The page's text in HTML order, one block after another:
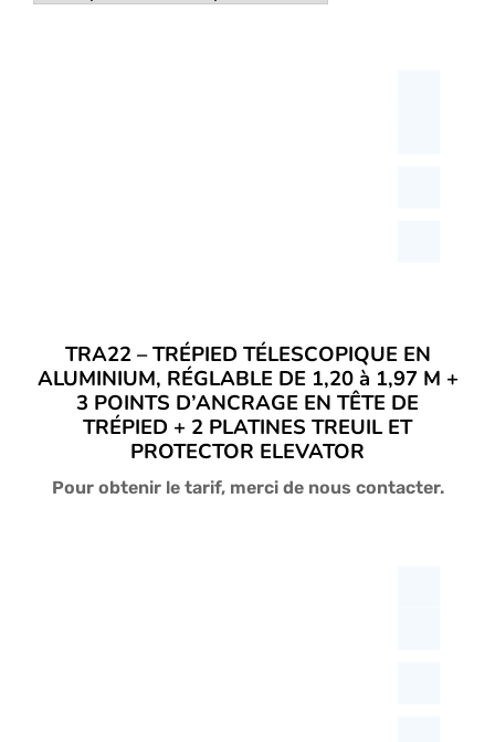
du
TRA22 – TRÉPIED TÉLESCOPIQUE EN
ALUMINIUM, RÉGLABLE DE 1,20 à 1,97 M +
3 POINTS D’ANCRAGE EN TÊTE DE
TRÉPIED + 2 PLATINES TREUIL ET
PROTECTOR ELEVATOR
Pour obtenir le tarif, merci de nous contacter.